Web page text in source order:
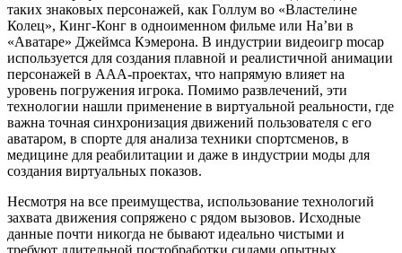
таких знаковых персонажей, как Голлум во «Властелине
Колец», Кинг-Конг в одноименном фильме или На’ви в
«Аватаре» Джеймса Кэмерона. В индустрии видеоигр mocap
используется для создания плавной и реалистичной анимации
персонажей в AAA-проектах, что напрямую влияет на
уровень погружения игрока. Помимо развлечений, эти
технологии нашли применение в виртуальной реальности, где
важна точная синхронизация движений пользователя с его
аватаром, в спорте для анализа техники спортсменов, в
медицине для реабилитации и даже в индустрии моды для
создания виртуальных показов.
Несмотря на все преимущества, использование технологий
захвата движения сопряжено с рядом вызовов. Исходные
данные почти никогда не бывают идеально чистыми и
требуют длительной постобработки силами опытных